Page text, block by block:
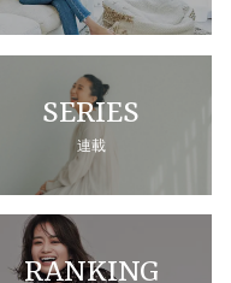
SERIES
連載
RANKING